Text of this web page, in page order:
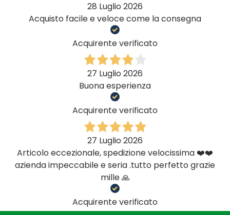
28 Luglio 2026
Acquisto facile e veloce come la consegna
Acquirente verificato
27 Luglio 2026
Buona esperienza
Acquirente verificato
27 Luglio 2026
Articolo eccezionale, spedizione velocissima ❤️❤️
azienda impeccabile e seria .tutto perfetto grazie
mille 🙏
Acquirente verificato